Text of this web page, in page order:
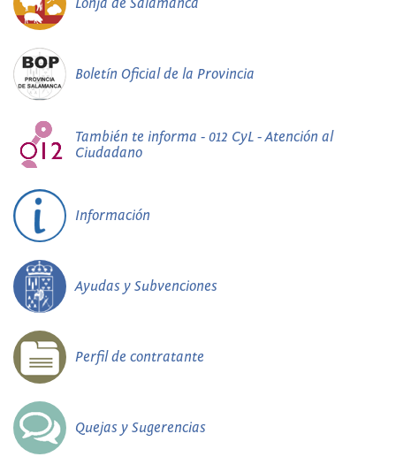
Boletín Oficial de la Provincia
También te informa - 012 CyL - Atención al
Ciudadano
Información
Ayudas y Subvenciones
Perfil de contratante
Quejas y Sugerencias